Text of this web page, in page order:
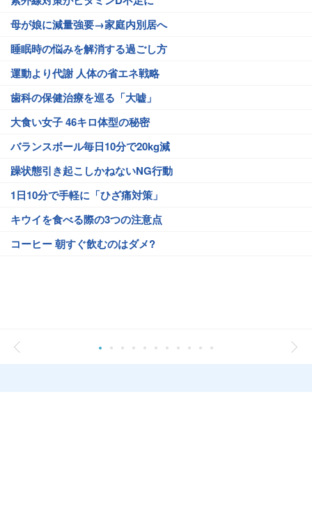
母が娘に減量強要→家庭内別居へ
睡眠時の悩みを解消する過ごし方
運動より代謝 人体の省エネ戦略
歯科の保健治療を巡る「大嘘」
大食い女子 46キロ体型の秘密
バランスボール毎日10分で20kg減
躁状態引き起こしかねないNG行動
1日10分で手軽に「ひざ痛対策」
キウイを食べる際の3つの注意点
コーヒー 朝すぐ飲むのはダメ?